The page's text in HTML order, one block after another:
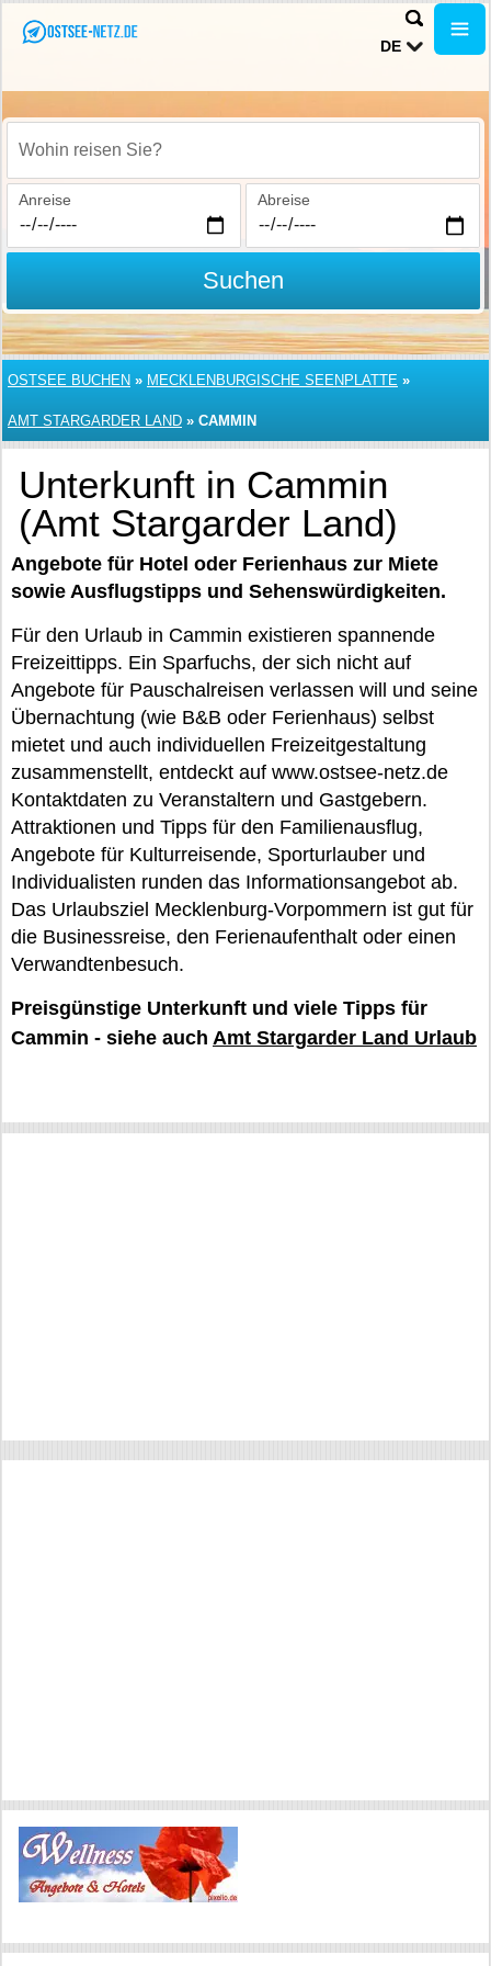
DE
Wohin reisen Sie?
Anreise Abreise
Suchen
OSTSEE BUCHEN » MECKLENBURGISCHE SEENPLATTE »
AMT STARGARDER LAND » CAMMIN
Unterkunft in Cammin
(Amt Stargarder Land)
Angebote für Hotel oder Ferienhaus zur Miete
sowie Ausflugstipps und Sehenswürdigkeiten.
Für den Urlaub in Cammin existieren spannende
Freizeittipps. Ein Sparfuchs, der sich nicht auf
Angebote für Pauschalreisen verlassen will und seine
Übernachtung (wie B&B oder Ferienhaus) selbst
mietet und auch individuellen Freizeitgestaltung
zusammenstellt, entdeckt auf www.ostsee-netz.de
Kontaktdaten zu Veranstaltern und Gastgebern.
Attraktionen und Tipps für den Familienausflug,
Angebote für Kulturreisende, Sporturlauber und
Individualisten runden das Informationsangebot ab.
Das Urlaubsziel Mecklenburg-Vorpommern ist gut für
die Businessreise, den Ferienaufenthalt oder einen
Verwandtenbesuch.
Preisgünstige Unterkunft und viele Tipps für
Cammin - siehe auch Amt Stargarder Land Urlaub